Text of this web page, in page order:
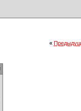
«